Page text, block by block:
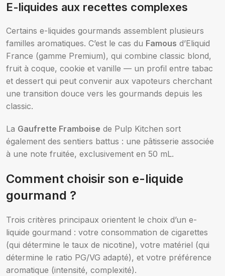
E-liquides aux recettes complexes
Certains e-liquides gourmands assemblent plusieurs
familles aromatiques. C’est le cas du Famous d’Eliquid
France (gamme Premium), qui combine classic blond,
fruit à coque, cookie et vanille — un profil entre tabac
et dessert qui peut convenir aux vapoteurs cherchant
une transition douce vers les gourmands depuis les
classic.
La Gaufrette Framboise de Pulp Kitchen sort
également des sentiers battus : une pâtisserie associée
à une note fruitée, exclusivement en 50 mL.
Comment choisir son e-liquide
gourmand ?
Trois critères principaux orientent le choix d’un e-
liquide gourmand : votre consommation de cigarettes
(qui détermine le taux de nicotine), votre matériel (qui
détermine le ratio PG/VG adapté), et votre préférence
aromatique (intensité, complexité).